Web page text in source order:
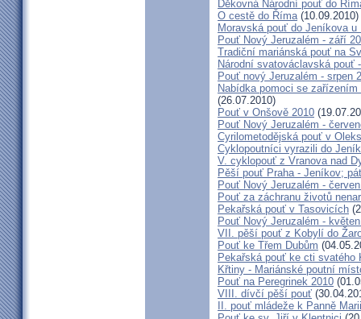
Děkovná Národní pouť do
O cestě do Říma(10.09.2010)
Moravská pouť do Jeníkova u
Pouť Nový Jeruzalém - září
Tradiční mariánská pouť na
Národní svatováclavská pouť
Pouť nový Jeruzalém - srpen
Nabídka pomoci se
(26.07.2010)
Pouť v Onšově 2010
Pouť Nový Jeruzalém -
Cyrilometodějská pouť v
Cyklopoutníci vyrazili do
V. cyklopouť z Vranova nad
Pěší pouť Praha - Jeníkov;
Pouť Nový Jeruzalém -
Pouť za záchranu životů
Pekařská pouť v Tasovicích
Pouť Nový Jeruzalém -
VII. pěší pouť z Kobylí do
Pouť ke Třem Dubům
Pekařská pouť ke cti svatého
Křtiny - Mariánské poutní
Pouť na Peregrinek 2010
VIII. dívčí pěší pouť
II. pouť mládeže k Panně